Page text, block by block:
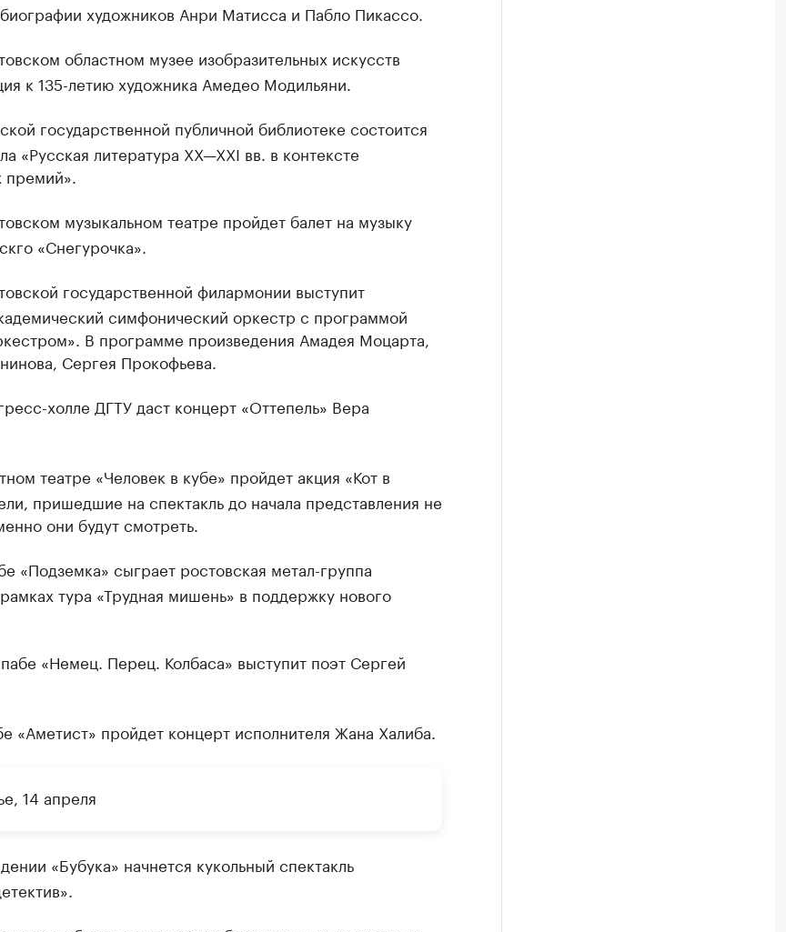
художников Анри Матисса и Пабло Пикассо.
областном музее изобразительных искусств
к 135-летию художника Амедео Модильяни.
государственной публичной библиотеке состоится
«Русская литература XX—XXI вв. в контексте
премий».
музыкальном театре пройдет балет на музыку
«Снегурочка».
государственной филармонии выступит
симфонический оркестр с программой
В программе произведения Амадея Моцарта,
Сергея Прокофьева.
холле ДГТУ даст концерт «Оттепель» Вера
театре «Человек в кубе» пройдет акция «Кот в
пришедшие на спектакль до начала представления не
они будут смотреть.
«Подземка» сыграет ростовская метал-группа
тура «Трудная мишень» в поддержку нового
«Немец. Перец. Колбаса» выступит поэт Сергей
«Аметист» пройдет концерт исполнителя Жана Халиба.
14 апреля
«Бубука» начнется кукольный спектакль